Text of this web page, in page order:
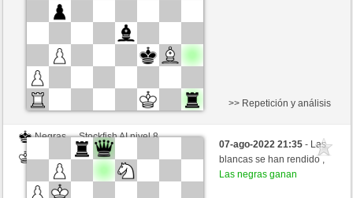
Negras
Stockfish AI nivel 8
luismsb (1723)
>> Repetición y análisis
07-ago-2022 21:35- Las
blancas se han rendido ,
Las negras ganan